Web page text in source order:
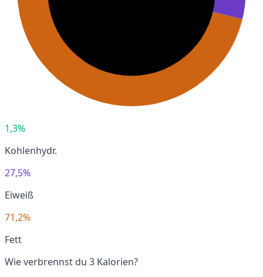
1,3%
Kohlenhydr.
27,5%
Eiweiß
71,2%
Fett
Wie verbrennst du 3 Kalorien?